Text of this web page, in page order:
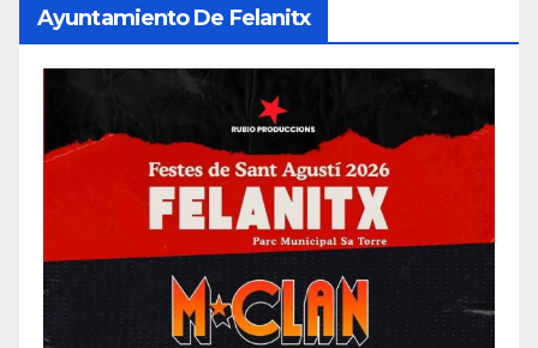
Ayuntamiento De Felanitx